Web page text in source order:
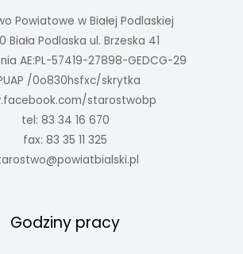
Powiatowe w Białej Podlaskiej
Biała Podlaska ul. Brzeska 41
AE:PL-57419-27898-GEDCG-29
/0o830hsfxc/skrytka
starostwobp
tel: 83 34 16 670
fax: 83 35 11 325
Godziny pracy